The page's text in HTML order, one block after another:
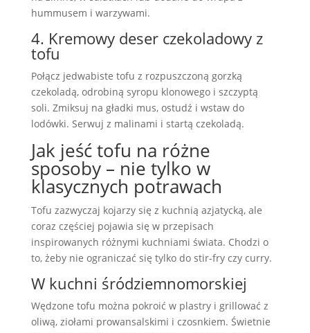
hummusem i warzywami.
4. Kremowy deser czekoladowy z
tofu
Połącz jedwabiste tofu z rozpuszczoną gorzką
czekoladą, odrobiną syropu klonowego i szczyptą
soli. Zmiksuj na gładki mus, ostudź i wstaw do
lodówki. Serwuj z malinami i startą czekoladą.
Jak jeść tofu na różne
sposoby – nie tylko w
klasycznych potrawach
Tofu zazwyczaj kojarzy się z kuchnią azjatycką, ale
coraz częściej pojawia się w przepisach
inspirowanych różnymi kuchniami świata. Chodzi o
to, żeby nie ograniczać się tylko do stir-fry czy curry.
W kuchni śródziemnomorskiej
Wędzone tofu można pokroić w plastry i grillować z
oliwą, ziołami prowansalskimi i czosnkiem. Świetnie